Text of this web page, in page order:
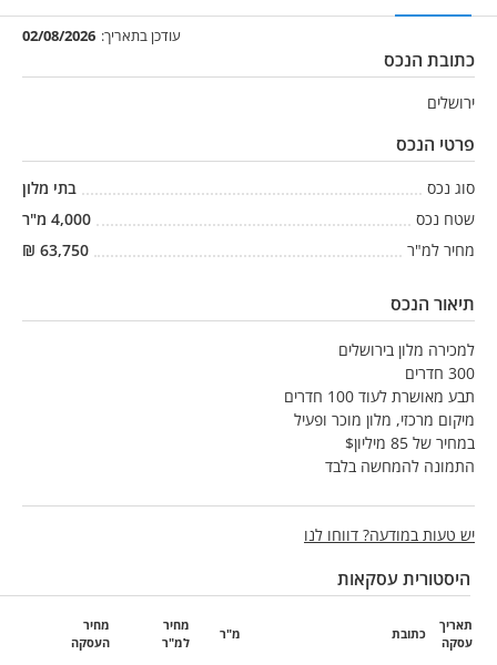
עודכן בתאריך: 02/08/2026
כתובת הנכס
ירושלים
פרטי הנכס
סוג נכס
בתי מלון
שטח נכס
4,000 מ"ר
מחיר למ"ר
63,750
₪
תיאור הנכס
למכירה מלון בירושלים
300 חדרים
תבע מאושרת לעוד 100 חדרים
מיקום מרכזי, מלון מוכר ופעיל
במחיר של 85 מיליון$
התמונה להמחשה בלבד
יש טעות במודעה? דווחו לנו
היסטורית עסקאות
תאריך
עסקה
כתובת מ"ר
מחיר
למ"ר
מחיר
העסקה